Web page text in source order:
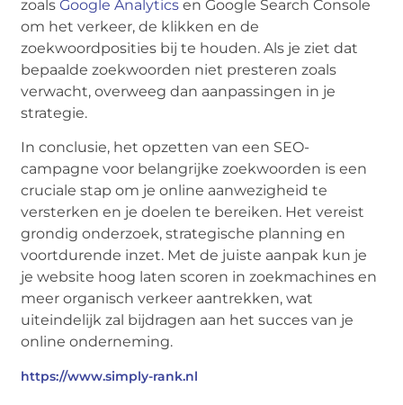
zoalsGoogle Analytics en Google Search Console
om het verkeer, de klikken en de
zoekwoordposities bij te houden. Als je ziet dat
bepaalde zoekwoorden niet presteren zoals
verwacht, overweeg dan aanpassingen in je
strategie.
In conclusie, het opzetten van een SEO-
campagne voor belangrijke zoekwoorden is een
cruciale stap om je online aanwezigheid te
versterken en je doelen te bereiken. Het vereist
grondig onderzoek, strategische planning en
voortdurende inzet. Met de juiste aanpak kun je
je website hoog laten scoren in zoekmachines en
meer organisch verkeer aantrekken, wat
uiteindelijk zal bijdragen aan het succes van je
online onderneming.
https://www.simply-rank.nl